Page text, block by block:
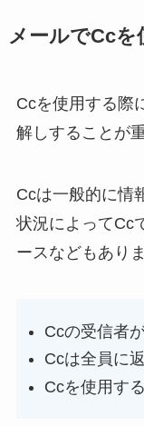
メールでCcを
Ccを使用する際
解しすることが
Ccは一般的に情
状況によってCc
ースなどもありま
Ccの受信者
Ccは全員に
Ccを使用す